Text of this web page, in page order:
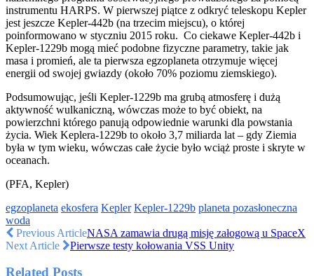
instrumentu HARPS. W pierwszej piątce z odkryć teleskopu Kepler
jest jeszcze Kepler-442b (na trzecim miejscu), o której
poinformowano w styczniu 2015 roku. Co ciekawe Kepler-442b i
Kepler-1229b mogą mieć podobne fizyczne parametry, takie jak
masa i promień, ale ta pierwsza egzoplaneta otrzymuje więcej
energii od swojej gwiazdy (około 70% poziomu ziemskiego).
Podsumowując, jeśli Kepler-1229b ma grubą atmosferę i dużą
aktywność wulkaniczną, wówczas może to być obiekt, na
powierzchni którego panują odpowiednie warunki dla powstania
życia. Wiek Keplera-1229b to około 3,7 miliarda lat – gdy Ziemia
była w tym wieku, wówczas całe życie było wciąż proste i skryte w
oceanach.
(PFA, Kepler)
egzoplaneta ekosfera Kepler Kepler-1229b planeta pozasłoneczna
woda
Previous ArticleNASA zamawia drugą misję załogową u SpaceX
Next Article
Pierwsze testy kołowania VSS Unity
Related Posts